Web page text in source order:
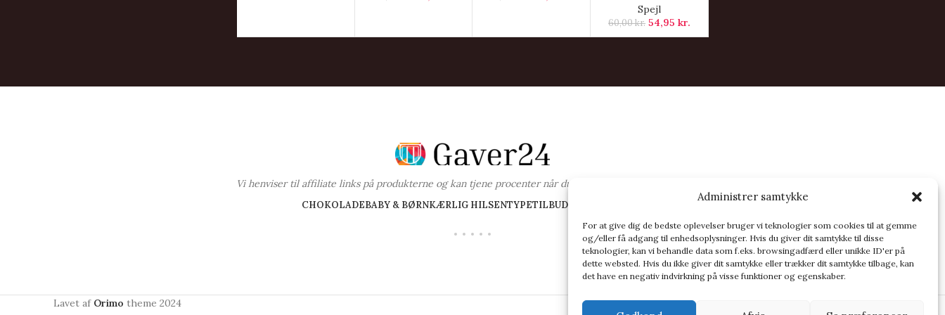
Administrer samtykke
For at give dig de bedste oplevelser bruger vi teknologier som cookies til at gemme
og/eller få adgang til enhedsoplysninger. Hvis du giver dit samtykke til disse
teknologier, kan vi behandle data som f.eks. browsingadfærd eller unikke ID'er på
dette websted. Hvis du ikke giver dit samtykke eller trækker dit samtykke tilbage, kan
det have en negativ indvirkning på visse funktioner og egenskaber.
Spejl
60,00kr. 54,95kr.
Vi henviser til affiliate links på produkterne og kan tjene procenter når du handler fra vores partner side
CHOKOLADEBABY & BØRNKÆRLIG HILSENTYPETILBUD PÅ GAVER
Lavet af Orimo theme 2024